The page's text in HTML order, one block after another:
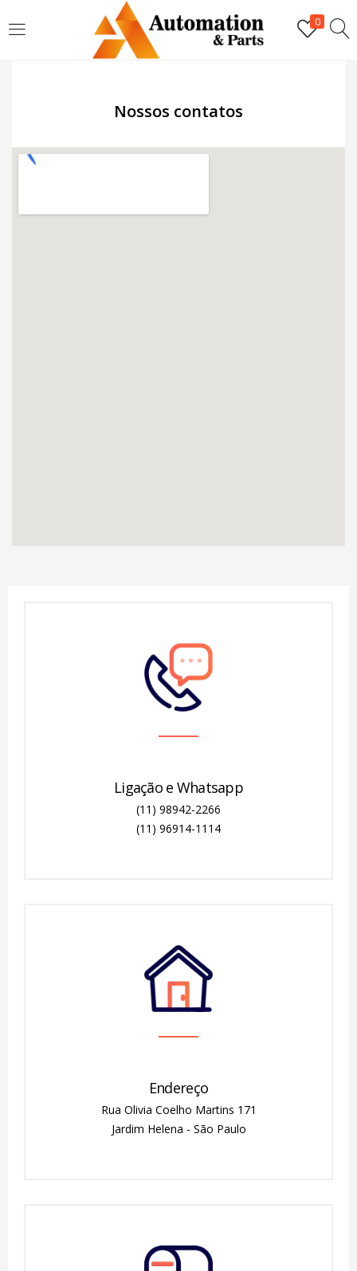
0
LOGIN
Nossos contatos
Ligação e Whatsapp
(11) 98942-2266
(11) 96914-1114
Endereço
Rua Olivia Coelho Martins 171
Jardim Helena - São Paulo